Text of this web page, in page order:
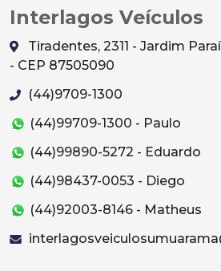
Interlagos Veículos
Tiradentes, 2311 - Jardim
- CEP 87505090
(44)9709-1300
(44)99709-1300 - Paulo
(44)99890-5272 - Eduardo
(44)98437-0053 - Diego
(44)92003-8146 - Matheus